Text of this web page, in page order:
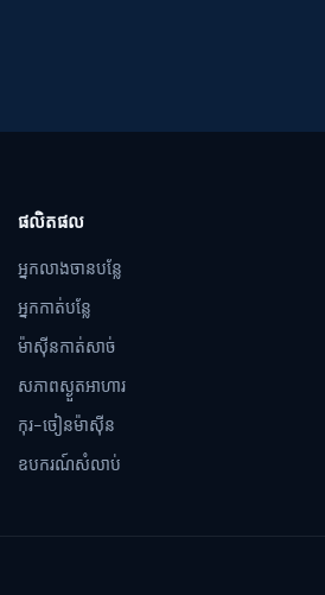
ផលិតផល
អ្នកលាងចានបន្លែ
អ្នកកាត់បន្លែ
ម៉ាស៊ីនកាត់សាច់
សភាពស្ងួតអាហារ
កុរ-ចៀនម៉ាស៊ីន
ឧបករណ៍សំលាប់